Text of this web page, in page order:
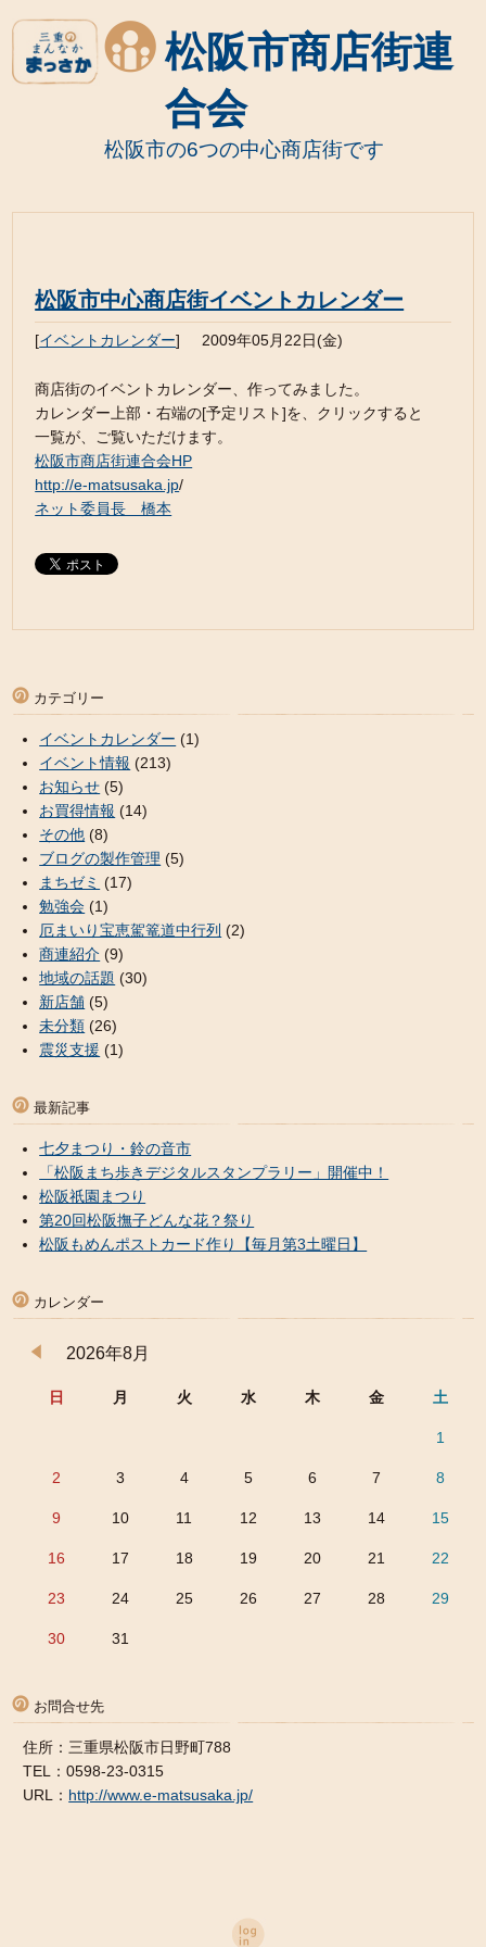
松阪市商店街連
合会
松阪市の6つの中心商店街です
松阪市中心商店街イベントカレンダー
[イベントカレンダー] 2009年05月22日(金)
商店街のイベントカレンダー、作ってみました。
カレンダー上部・右端の[予定リスト]を、クリックすると
一覧が、ご覧いただけます。
松阪市商店街連合会HP
http://e-matsusaka.jp/
ネット委員長 橋本
カテゴリー
イベントカレンダー (1)
イベント情報 (213)
お知らせ (5)
お買得情報 (14)
その他 (8)
ブログの製作管理 (5)
まちゼミ (17)
勉強会 (1)
厄まいり宝恵駕篭道中行列 (2)
商連紹介 (9)
地域の話題 (30)
新店舗 (5)
未分類 (26)
震災支援 (1)
最新記事
七夕まつり・鈴の音市
「松阪まち歩きデジタルスタンプラリー」開催中！
松阪祇園まつり
第20回松阪撫子どんな花？祭り
松阪もめんポストカード作り【毎月第3土曜日】
カレンダー
2026年8月
日 月 火 水 木 金 土
1
2 3 4 5 6 7 8
9 10 11 12 13 14 15
16 17 18 19 20 21 22
23 24 25 26 27 28 29
30 31
お問合せ先
住所：三重県松阪市日野町788
TEL：0598-23-0315
URL： http://www.e-matsusaka.jp/